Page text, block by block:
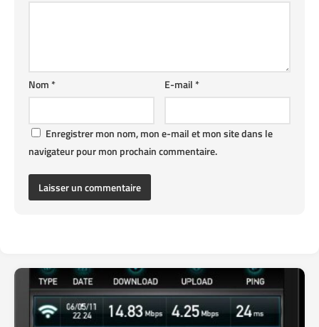
E-mail*
Nom*
Enregistrer mon nom, mon e-mail et mon site dans le
navigateur pour mon prochain commentaire.